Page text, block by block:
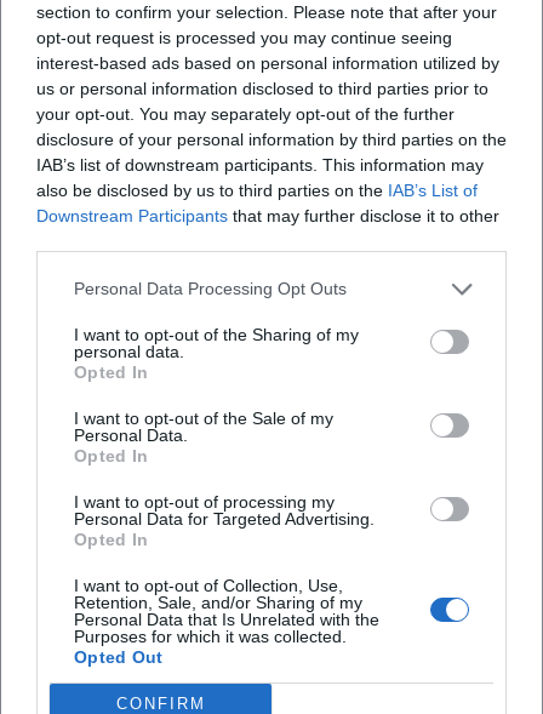
section to confirm your selection. Please note that after your
opt-out request is processed you may continue seeing
interest-based ads based on personal information utilized by
us or personal information disclosed to third parties prior to
your opt-out. You may separately opt-out of the further
disclosure of your personal information by third parties on the
IAB’s list of downstream participants. This information may
also be disclosed by us to third parties on the IAB’s List of
Downstream Participants that may further disclose it to other
Personal Data Processing Opt Outs
I want to opt-out of the Sharing of my
personal data.
Opted In
I want to opt-out of the Sale of my
Personal Data.
Opted In
I want to opt-out of processing my
Personal Data for Targeted Advertising.
Opted In
I want to opt-out of Collection, Use,
Retention, Sale, and/or Sharing of my
Personal Data that Is Unrelated with the
Purposes for which it was collected.
Opted Out
CONFIRM
BETREIBEN, SO HABEN SIE DAS RECHT, JEDERZEIT
WIDERSPRUCH GEGEN DIE VERARBEITUNG SIE
BETREFFENDER PERSONENBEZOGENER DATEN
ZUM ZWECKE DERARTIGER WERBUNG
EINZULEGEN; DIES GILT AUCH FÜR DAS
PROFILING, SOWEIT ES MIT SOLCHER
DIREKTWERBUNG IN VERBINDUNG STEHT. WENN
SIE WIDERSPRECHEN, WERDEN IHRE
PERSONENBEZOGENEN DATEN ANSCHLIESSEND
DIREKTWERBUNG VERWENDET (WIDERSPRUCH
NACH ART. 21 ABS. 2 DSGVO).
Beschwerde­recht bei der zuständigen Aufsichts­
behörde
Im Falle von Verstößen gegen die DSGVO steht den
Betroffenen ein Beschwerderecht bei einer
Mitgliedstaat ihres gewöhnlichen Aufenthalts, ihres
Arbeitsplatzes oder des Orts des mutmaßlichen
Verstoßes zu. Das Beschwerderecht besteht
unbeschadet anderweitiger verwaltungsrechtlicher